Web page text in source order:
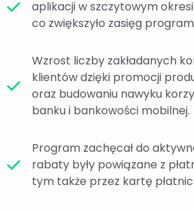
aplikacji w szczytowym
co zwiększyło zasięg
Wzrost liczby zakładanych
klientów dzięki promocji
oraz budowaniu nawyku
banku i bankowości mobilnej.
Program zachęcał do
rabaty były powiązane z
tym także przez kartę